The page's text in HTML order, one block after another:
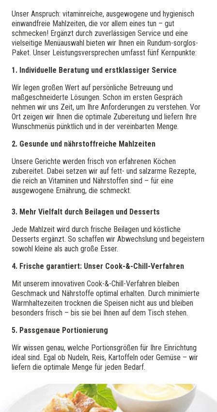
Unser Anspruch: vitaminreiche, ausgewogene und hygienisch
einwandfreie Mahlzeiten, die vor allem eines tun – gut
schmecken! Ergänzt durch zuverlässigen Service und eine
vielseitige Menüauswahl bieten wir Ihnen ein Rundum-sorglos-
Paket. Unser Leistungsversprechen umfasst fünf Kernpunkte:
1. Individuelle Beratung und erstklassiger Service
Wir legen großen Wert auf persönliche Betreuung und
maßgeschneiderte Lösungen. Schon im ersten Gespräch
nehmen wir uns Zeit, um Ihre Anforderungen zu verstehen. Vor
Ort zeigen wir Ihnen die optimale Zubereitung und liefern Ihre
Wunschmenüs pünktlich und in der vereinbarten Menge.
2. Gesunde und nährstoffreiche Mahlzeiten
Unsere Gerichte werden frisch von erfahrenen Köchen
zubereitet. Dabei setzen wir auf fett- und salzarme Rezepte,
die reich an Vitaminen und Nährstoffen sind – für eine
ausgewogene Ernährung, die schmeckt.
3. Mehr Vielfalt durch Beilagen und Desserts
Jede Mahlzeit wird durch frische Beilagen und köstliche
Desserts ergänzt. So schaffen wir Abwechslung und begeistern
sowohl kleine als auch große Esser.
4. Frische garantiert: Unser Cook-&-Chill-Verfahren
Mit unserem innovativen Cook-&-Chill-Verfahren bleiben
Geschmack und Nährstoffe optimal erhalten. Durch minimierte
Warmhaltezeiten trocknen die Speisen nicht aus und bleiben
besonders frisch – bis sie bei Ihnen auf dem Tisch stehen.
5. Passgenaue Portionierung
Wir wissen genau, welche Portionsgrößen für Ihre Einrichtung
ideal sind. Egal ob Nudeln, Reis, Kartoffeln oder Gemüse – wir
liefern die optimale Menge für jeden Bedarf.